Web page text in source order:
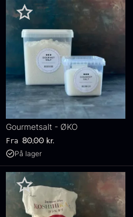
Gourmetsalt - ØKO
Fra 80,00 kr.
På lager